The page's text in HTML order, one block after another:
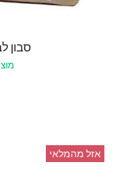
סבון
אזל מהמלאי